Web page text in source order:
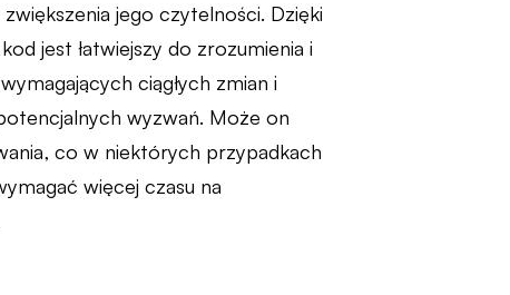
jego czytelności. Dzięki
jest łatwiejszy do zrozumienia i
ciągłych zmian i
wyzwań. Może on
co w niektórych przypadkach
więcej czasu na